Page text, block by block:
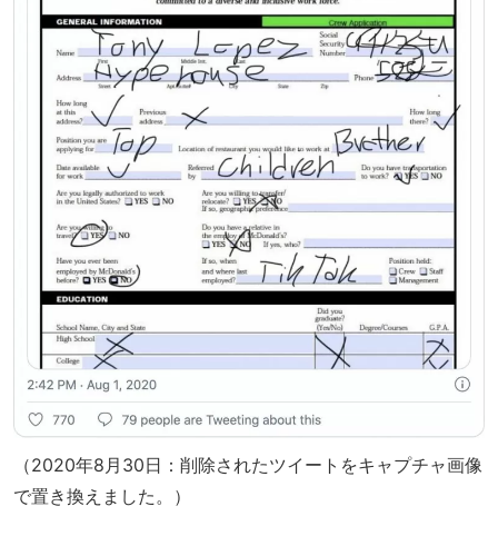
（2020年8月30日：削除されたツイートをキャプチャ画像
で置き換えました。）